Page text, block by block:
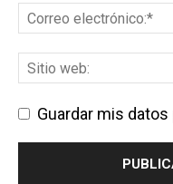
Guardar mis